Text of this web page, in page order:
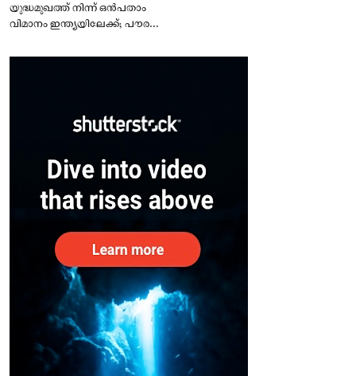
യുദ്ധമുഖത്ത് നിന്ന് ഒൻപതാം
വിമാനം ഇന്ത്യയിലേക്ക്; പൗരന്മാർ
– കേന്ദ്രം